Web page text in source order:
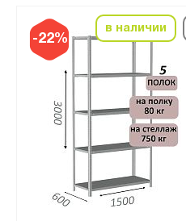
-22%
в наличии